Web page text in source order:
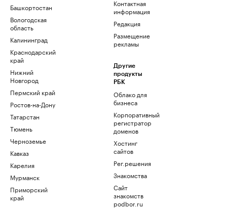
Башкортостан
Вологодская
область
Калининград
Краснодарский
край
Нижний
Новгород
Пермский край
Ростов-на-Дону
Татарстан
Тюмень
Черноземье
Кавказ
Карелия
Мурманск
Приморский
край
Контактная
информация
Редакция
Размещение
рекламы
Другие
продукты
РБК
Облако для
бизнеса
Корпоративный
регистратор
доменов
Хостинг
сайтов
Рег.решения
Знакомства
Сайт
знакомств
podbor.ru